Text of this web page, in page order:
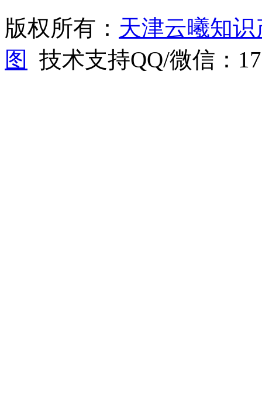
版权所有： 天津云曦知
图
技术支持QQ/微信：